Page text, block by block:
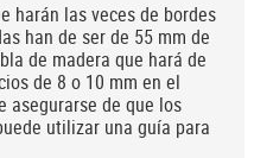
harán las veces de bordes
han de ser de 55 mm de
de madera que hará de
de 8 o 10 mm en el
asegurarse de que los
utilizar una guía para